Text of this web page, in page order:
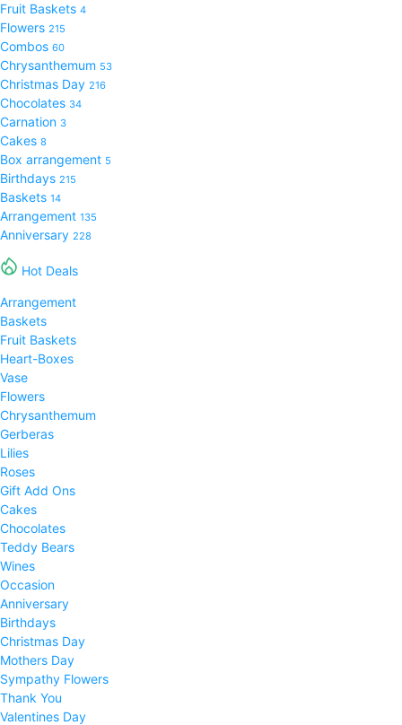
Fruit Baskets 4
Flowers 215
Combos 60
Chrysanthemum 53
Christmas Day 216
Chocolates 34
Carnation 3
Cakes 8
Box arrangement 5
Birthdays 215
Baskets 14
Arrangement 135
Anniversary 228
Hot Deals
Arrangement
Baskets
Fruit Baskets
Heart-Boxes
Vase
Flowers
Chrysanthemum
Gerberas
Lilies
Roses
Gift Add Ons
Cakes
Chocolates
Teddy Bears
Wines
Occasion
Anniversary
Birthdays
Christmas Day
Mothers Day
Sympathy Flowers
Thank You
Valentines Day